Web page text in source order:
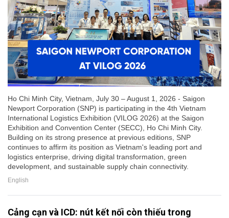
Ho Chi Minh City, Vietnam, July 30 – August 1, 2026 - Saigon
Newport Corporation (SNP) is participating in the 4th Vietnam
International Logistics Exhibition (VILOG 2026) at the Saigon
Exhibition and Convention Center (SECC), Ho Chi Minh City.
Building on its strong presence at previous editions, SNP
continues to affirm its position as Vietnam's leading port and
logistics enterprise, driving digital transformation, green
development, and sustainable supply chain connectivity.
English
Cảng cạn và ICD: nút kết nối còn thiếu trong